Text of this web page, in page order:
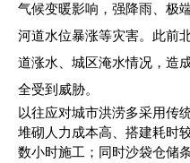
气候变暖影响，强降雨、极
河道水位暴涨等灾害。此前
道涨水、城区淹水情况，造
全受到威胁。
以往应对城市洪涝多采用传
堆砌人力成本高、搭建耗时
数小时施工；同时沙袋仓储